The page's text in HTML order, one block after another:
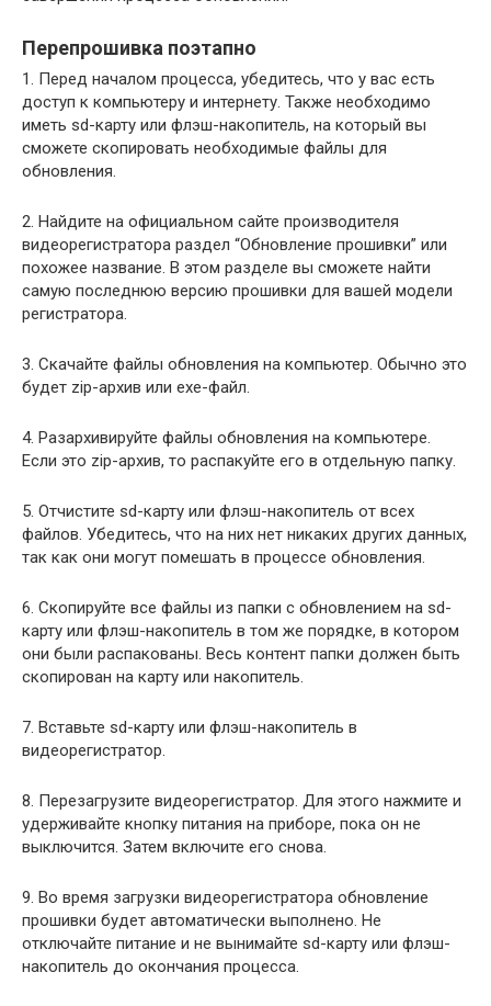
Перепрошивка поэтапно
1. Перед началом процесса, убедитесь, что у вас есть
доступ к компьютеру и интернету. Также необходимо
иметь sd-карту или флэш-накопитель, на который вы
сможете скопировать необходимые файлы для
обновления.
2. Найдите на официальном сайте производителя
видеорегистратора раздел “Обновление прошивки” или
похожее название. В этом разделе вы сможете найти
самую последнюю версию прошивки для вашей модели
регистратора.
3. Скачайте файлы обновления на компьютер. Обычно это
будет zip-архив или exe-файл.
4. Разархивируйте файлы обновления на компьютере.
Если это zip-архив, то распакуйте его в отдельную папку.
5. Отчистите sd-карту или флэш-накопитель от всех
файлов. Убедитесь, что на них нет никаких других данных,
так как они могут помешать в процессе обновления.
6. Скопируйте все файлы из папки с обновлением на sd-
карту или флэш-накопитель в том же порядке, в котором
они были распакованы. Весь контент папки должен быть
скопирован на карту или накопитель.
7. Вставьте sd-карту или флэш-накопитель в
видеорегистратор.
8. Перезагрузите видеорегистратор. Для этого нажмите и
удерживайте кнопку питания на приборе, пока он не
выключится. Затем включите его снова.
9. Во время загрузки видеорегистратора обновление
прошивки будет автоматически выполнено. Не
отключайте питание и не вынимайте sd-карту или флэш-
накопитель до окончания процесса.